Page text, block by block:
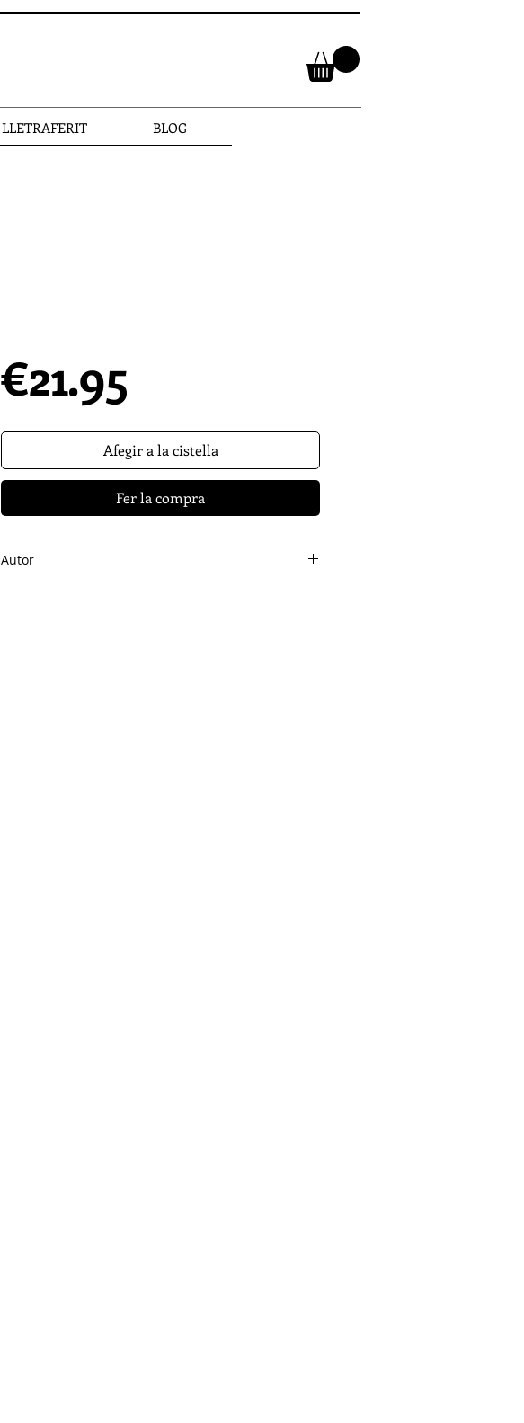
LLETRAFERIT BLOG
€21.95
Afegir a la cistella
Fer la compra
Autor